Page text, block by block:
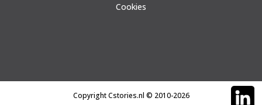
Cookies
Copyright Cstories.nl © 2010-2026